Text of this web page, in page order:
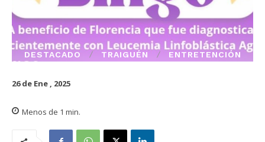
DESTACADO TRAIGUÉN ENTRETENCIÓN
26 de Ene , 2025
Menos de 1 min.